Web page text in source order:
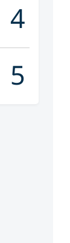
4
5